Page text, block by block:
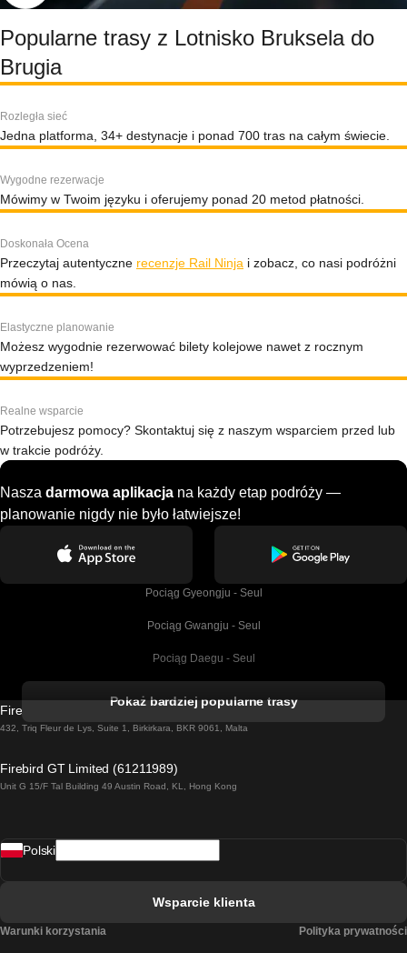
Popularne trasy z Lotnisko Bruksela do
Brugia
Rozległa sieć
Jedna platforma, 34+ destynacje i ponad 700 tras na całym świecie.
Wygodne rezerwacje
Mówimy w Twoim języku i oferujemy ponad 20 metod płatności.
Doskonała Ocena
Przeczytaj autentyczne recenzje Rail Ninja i zobacz, co nasi podróżni
mówią o nas.
Elastyczne planowanie
Możesz wygodnie rezerwować bilety kolejowe nawet z rocznym
wyprzedzeniem!
Realne wsparcie
Potrzebujesz pomocy? Skontaktuj się z naszym wsparciem przed lub
w trakcie podróży.
Nasza darmowa aplikacja na każdy etap podróży —
planowanie nigdy nie było łatwiejsze!
Pociąg Gyeongju - Seul
Pociąg Gwangju - Seul
Pociąg Daegu - Seul
Pociąg Dublin - Galway
Pociąg Rzym - Neapol
Pokaż bardziej popularne trasy
Firebird GT Limited (OC 1451)
432, Triq Fleur de Lys, Suite 1, Birkirkara, BKR 9061, Malta
Firebird GT Limited (61211989)
Unit G 15/F Tal Building 49 Austin Road, KL, Hong Kong
Polski
Wsparcie klienta
Warunki korzystania Polityka prywatności